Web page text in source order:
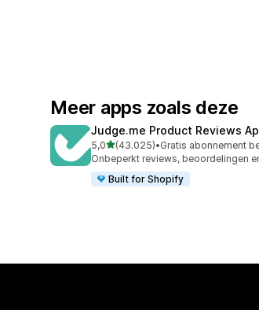
Meer apps zoals deze
Judge.me Product Reviews
5,0van 5 sterren
(43.025)
43025 recensies in totaal
•Gratis abonnement
Onbeperkt reviews, beoordelingen
Built for Shopify